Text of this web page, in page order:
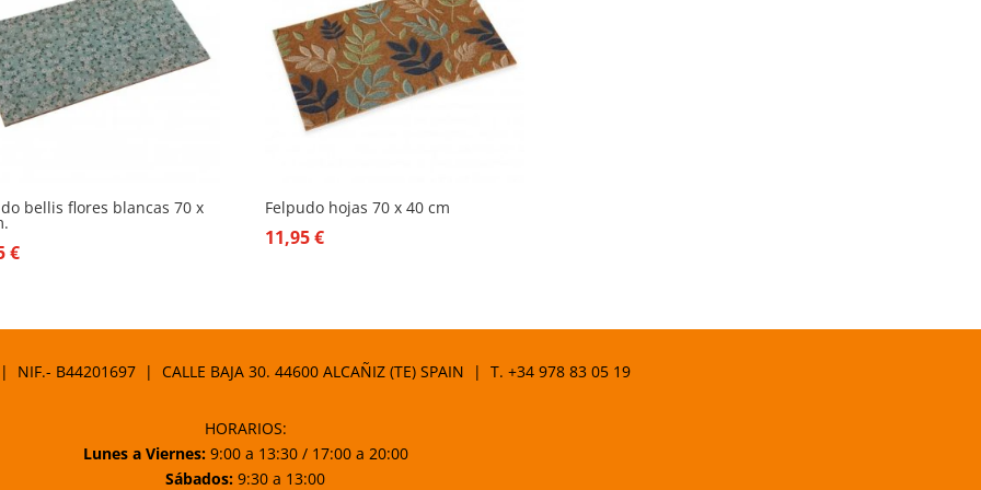
bellis flores blancas 70 x
€
Felpudo hojas 70 x 40 cm
11,95€
NIF.- B44201697 | CALLE BAJA 30. 44600 ALCAÑIZ (TE) SPAIN | T. +34 978 83 05 19
HORARIOS:
Lunes a Viernes:9:00 a 13:30 / 17:00 a 20:00
Sábados: 9:30 a 13:00